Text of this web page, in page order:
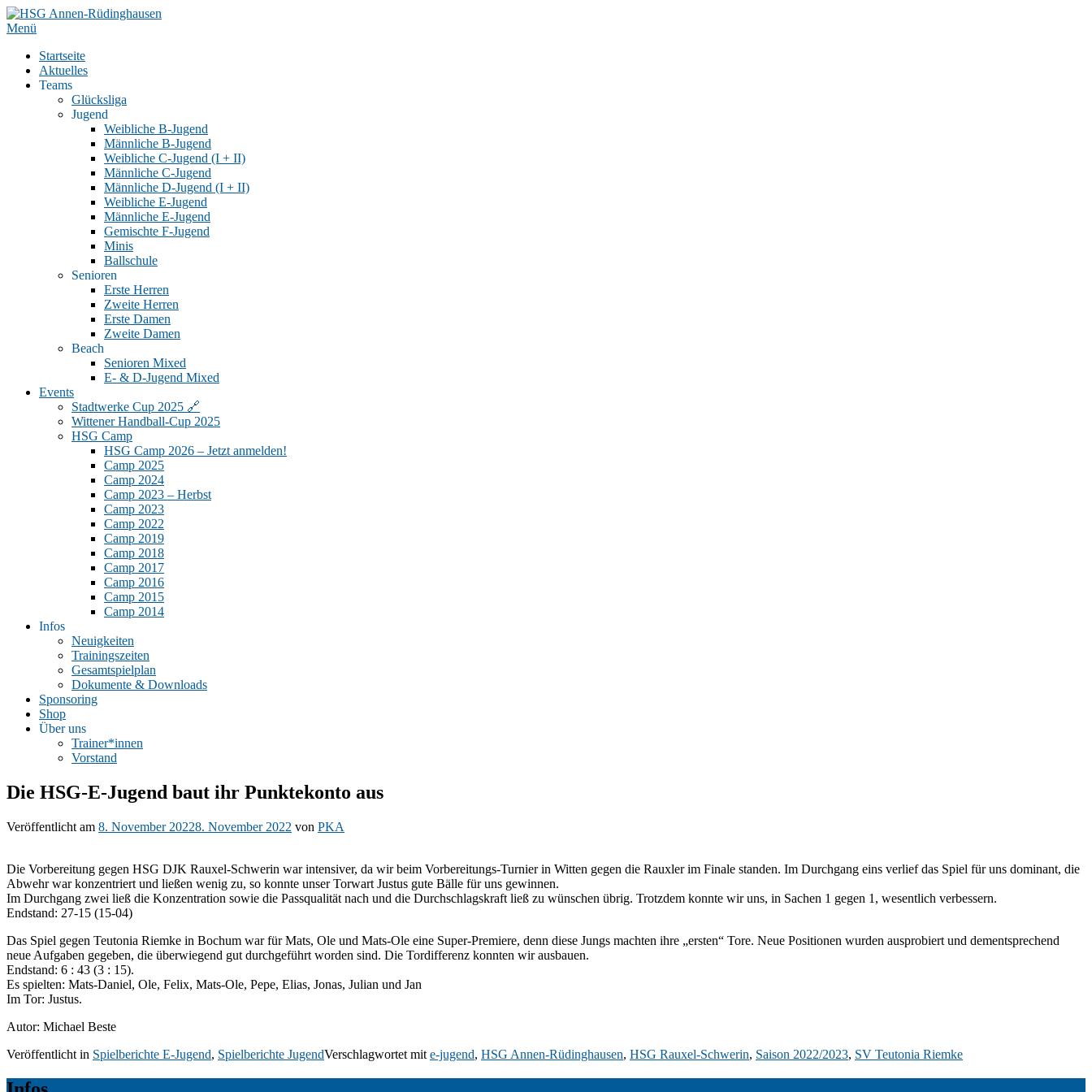
Zum
Inhalt
Menü
Startseite
Aktuelles
Teams
Glücksliga
Jugend
Weibliche B-Jugend
Männliche B-Jugend
Weibliche C-Jugend (I + II)
Männliche C-Jugend
Männliche D-Jugend (I + II)
Weibliche E-Jugend
Männliche E-Jugend
Gemischte F-Jugend
Minis
Ballschule
Senioren
Erste Herren
Zweite Herren
Erste Damen
Zweite Damen
Beach
Senioren Mixed
E- & D-Jugend Mixed
Events
Stadtwerke Cup 2025 🔗
Wittener Handball-Cup 2025
HSG Camp
HSG Camp 2026 – Jetzt anmelden!
Camp 2025
Camp 2024
Camp 2023 – Herbst
Camp 2023
Camp 2022
Camp 2019
Camp 2018
Camp 2017
Camp 2016
Camp 2015
Camp 2014
Infos
Neuigkeiten
Trainingszeiten
Gesamtspielplan
Dokumente & Downloads
Sponsoring
Shop
Über uns
Trainer*innen
Vorstand
Die HSG-E-Jugend baut ihr Punktekonto aus
Veröffentlicht am 8. November 20228. November 2022 von PKA
Die Vorbereitung gegen HSG DJK Rauxel-Schwerin war intensiver, da wir beim Vorbereitungs-Turnier in Witten gegen die Rauxler im Finale standen. Im Durchgang eins verlief das Spiel für uns dominant, die
Abwehr war konzentriert und ließen wenig zu, so konnte unser Torwart Justus gute Bälle für uns gewinnen.
Im Durchgang zwei ließ die Konzentration sowie die Passqualität nach und die Durchschlagskraft ließ zu wünschen übrig. Trotzdem konnte wir uns, in Sachen 1 gegen 1, wesentlich verbessern.
Endstand: 27-15 (15-04)
Das Spiel gegen Teutonia Riemke in Bochum war für Mats, Ole und Mats-Ole eine Super-Premiere, denn diese Jungs machten ihre „ersten“ Tore. Neue Positionen wurden ausprobiert und dementsprechend
neue Aufgaben gegeben, die überwiegend gut durchgeführt worden sind. Die Tordifferenz konnten wir ausbauen.
Endstand: 6 : 43 (3 : 15).
Es spielten: Mats-Daniel, Ole, Felix, Mats-Ole, Pepe, Elias, Jonas, Julian und Jan
Im Tor: Justus.
Autor: Michael Beste
Veröffentlicht in Spielberichte E-Jugend, Spielberichte JugendVerschlagwortet mit e-jugend, HSG Annen-Rüdinghausen, HSG Rauxel-Schwerin, Saison 2022/2023, SV Teutonia Riemke